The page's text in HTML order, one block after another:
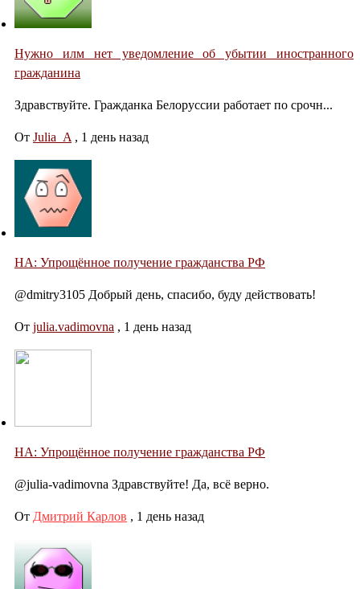
Нужно илм нет уведомление об убытии иностранного
гражданина
Здравствуйте. Гражданка Белоруссии работает по срочн...
От Julia_A , 1 день назад
НА: Упрощённое получение гражданства РФ
@dmitry3105 Добрый день, спасибо, буду действовать!
От julia.vadimovna , 1 день назад
НА: Упрощённое получение гражданства РФ
@julia-vadimovna Здравствуйте! Да, всё верно.
От Дмитрий Карлов , 1 день назад